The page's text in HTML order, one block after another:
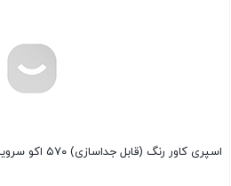
اسپری کاور رنگ (قابل جداسازی) ۵۷۰ اکو سرویس